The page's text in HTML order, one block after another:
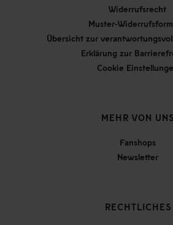
Widerrufsrecht
Muster-
Übersicht zur
Erklärung zur
Cookie
MEHR VON UNS
Fanshops
Newsletter
RECHTLICHES